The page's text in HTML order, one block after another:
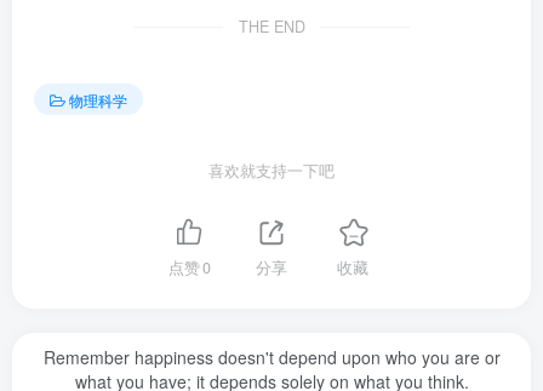
THE END
物理科学
喜欢就支持一下吧
点赞0 分享 收藏
Remember happiness doesn't depend upon who you are or
what you have; it depends solely on what you think.